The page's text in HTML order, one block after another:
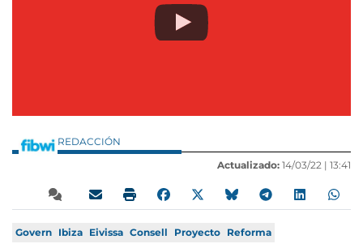
REDACCIÓN
Actualizado: 14/03/22 | 13:41
Govern Ibiza Eivissa Consell Proyecto Reforma